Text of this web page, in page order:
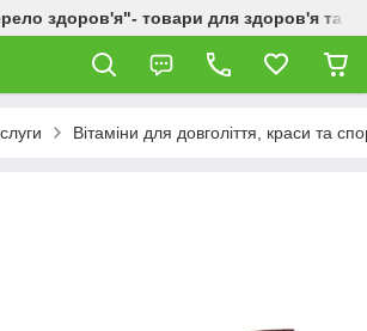
здоров'я"- товари для здоров'я та
Вітаміни для довголіття, краси та